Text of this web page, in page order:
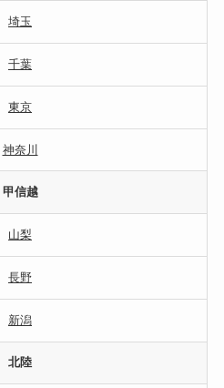
埼玉
千葉
東京
神奈川
甲信越
山梨
長野
新潟
北陸